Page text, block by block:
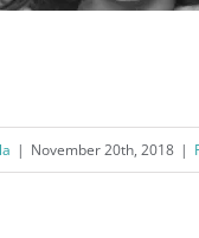
cerca de
| November 20th, 2018 |